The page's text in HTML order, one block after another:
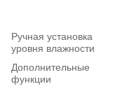
Ручная установка
уровня влажности
Дополнительные
функции